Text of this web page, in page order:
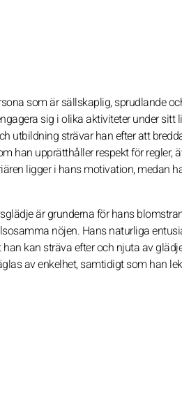
som är sällskaplig, sprudlande
sig i olika aktiviteter under sitt
utbildning strävar han efter att
han upprätthåller respekt för regler,
ligger i hans motivation, medan
är grunderna för hans
nöjen. Hans naturliga
kan sträva efter och njuta av
av enkelhet, samtidigt som han